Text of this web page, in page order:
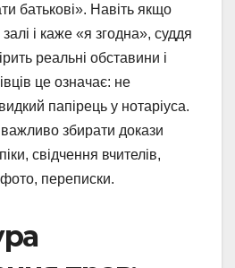
батькові». Навіть якщо
і каже «я згодна», суддя
реальні обставини і
це означає: не
папірець у нотаріуса.
збирати докази
свідчення вчителів,
переписки.